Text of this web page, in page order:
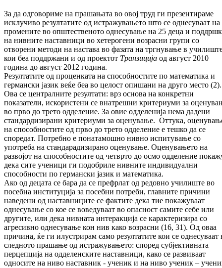
За да одговориме на прашањата во овој труд ги презентираме
исклучиво резултатите од истражувањето што се однесуваат на
промените во општественото однесување на 25 деца и
на нивните наставници во хетерогени возрасни групи со
отворени методи на настава во фазата на тргнување в
кои беа поддржани и од проектот Транзиција од август 2010
година до август 2012 година.
Резултатите од проценката на способностите по математика и
германски јазик веќе беа во целост опишани на друго место (2).
Ова се централните резултати: врз основа на конкретни
показатели, искористени се внатрешни критериуми за
во прво до трето одделение. За овие одделенија нема дадени
стандардизирани критериуми за оценување. Оттука,
на способностите од прво до трето одделение е тешко да се
споредат. Потребно е понатамошно нивно испитување со
употреба на стандарадизирано оценување. Оценувањето на
развојот на способностите од четврто до осмо одделение
дека сите ученици ги подобриле нивните индивидуални
способности по германски јазик и математика.
Ако од децата се бара да се префрлат од редовно училиште во
посебна институција за посебни потреби, главните причини
наведени од наставниците се фактите дека тие покажуваат
однесување со кое се воведуваат во опасност самите себе или
другите, или дека нивната интеракција се карактеризира со
агресивно однесување кон нив како возрасни (16, 31). Од оваа
причина, ќе ги илустрирам само резултатите кои се однесуваат
следното прашање од истражувањето: според субјективната
перцепција на одделенските наставници, како се развиваат
односите на ниво наставник - ученик и на ниво ученик –